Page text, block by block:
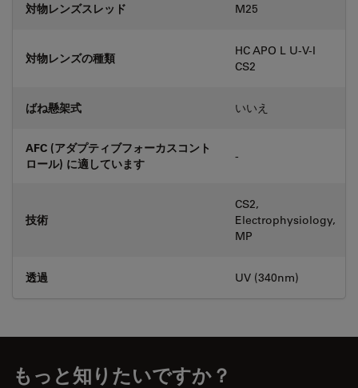
対物レンズスレッド M25
対物レンズの種類
HC APO L U-V-I
CS2
ばね懸架式 いいえ
AFC (アダプティブフォーカスコント
ロール) に適しています
-
技術
CS2,
Electrophysiology,
MP
透過 UV (340nm)
もっと知りたいですか？